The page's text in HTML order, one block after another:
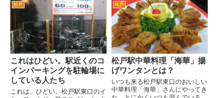
内の国道6号沿いの小金付近に東
池袋大勝軒 ROZEOとしてオープ
ンしました。 そして2...
あると聞いてました。 しかし、
五香は、営業時間が6時半からと
いうことでなかなか食べに行く機
会がありませんでした。 そん
な...
松戸
これはひどい。駅近くのコ
インパーキングを駐輪場に
している人たち
これは、ひどい。松戸駅東口のイ
松戸
松戸駅中華料理「海華」揚
げワンタンとは？
いつも来る松戸駅東口のおいしい
中華料理「海華」さんにやってき